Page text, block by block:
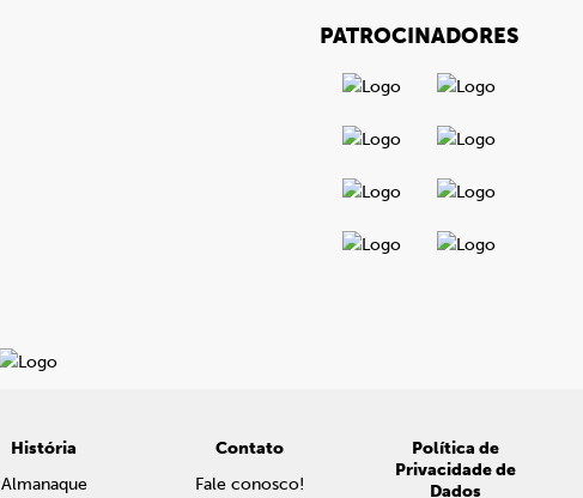
PATROCINADORES
História
Almanaque
Contato
Fale conosco!
Política de
Privacidade de
Dados